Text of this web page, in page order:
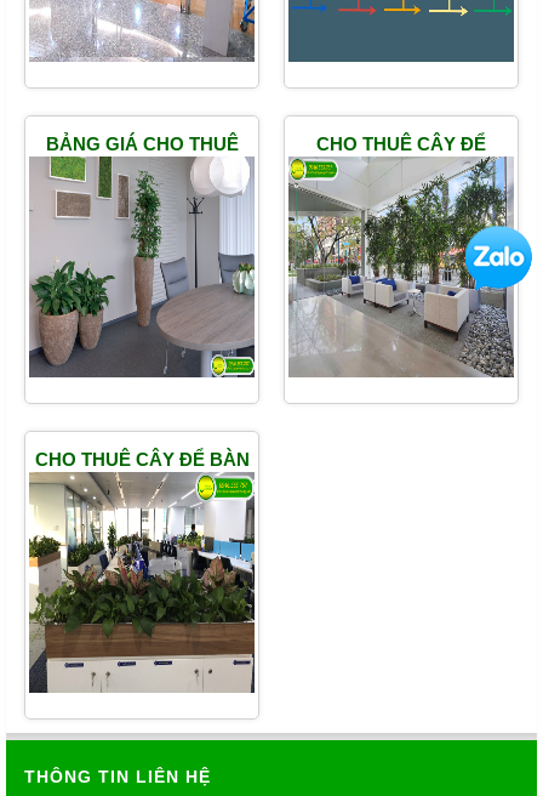
BẢNG GIÁ CHO THUÊ
CÂY
CHO THUÊ CÂY ĐỂ
SẢNH
CHO THUÊ CÂY ĐỂ BÀN
THÔNG TIN LIÊN HỆ